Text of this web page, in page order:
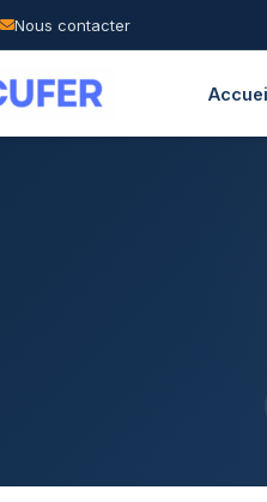
Nous contacter